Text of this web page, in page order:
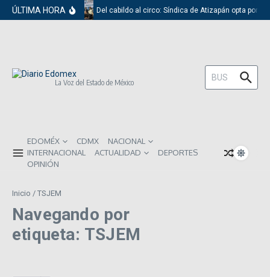
Saltar al contenido
ÚLTIMA HORA Del cabildo al circo: Síndica de Atizapán opta por
La Voz del Estado de México
Buscar:
EDOMÉX CDMX
NACIONAL
INTERNACIONAL
ACTUALIDAD
DEPORTES
OPINIÓN
Inicio / TSJEM
Navegando por
etiqueta: TSJEM